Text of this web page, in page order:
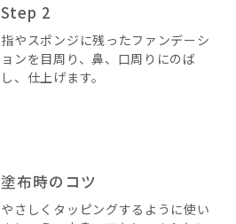
Step 2
指やスポンジに残ったファンデーシ
ョンを目周り、鼻、口周りにのば
し、仕上げます。
塗布時のコツ
やさしくタッピングするように使い